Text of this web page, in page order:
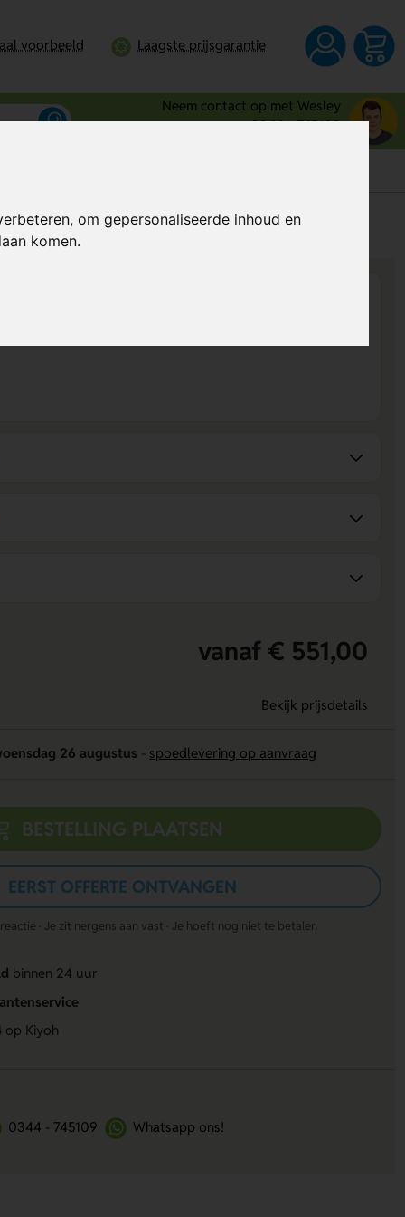
om gepersonaliseerde inhoud en
komen.
voorbeeld Laagste prijsgarantie
Neem contact op met Wesley
0344 - 745109
Al vanaf€ 3,72per stuk (excl. BTW)
vanaf € 551,00
Bekijk prijsdetails
26 augustus spoedlevering op aanvraag
BESTELLING PLAATSEN
EERST OFFERTE ONTVANGEN
· Je zit nergens aan vast · Je hoeft nog niet te betalen
binnen 24 uur
op Kiyoh
0344 - 745109 Whatsapp ons!